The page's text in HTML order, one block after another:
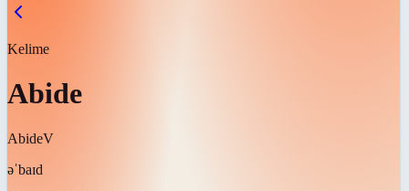
Kelime
Abide
AbideV
əˈbaɪd